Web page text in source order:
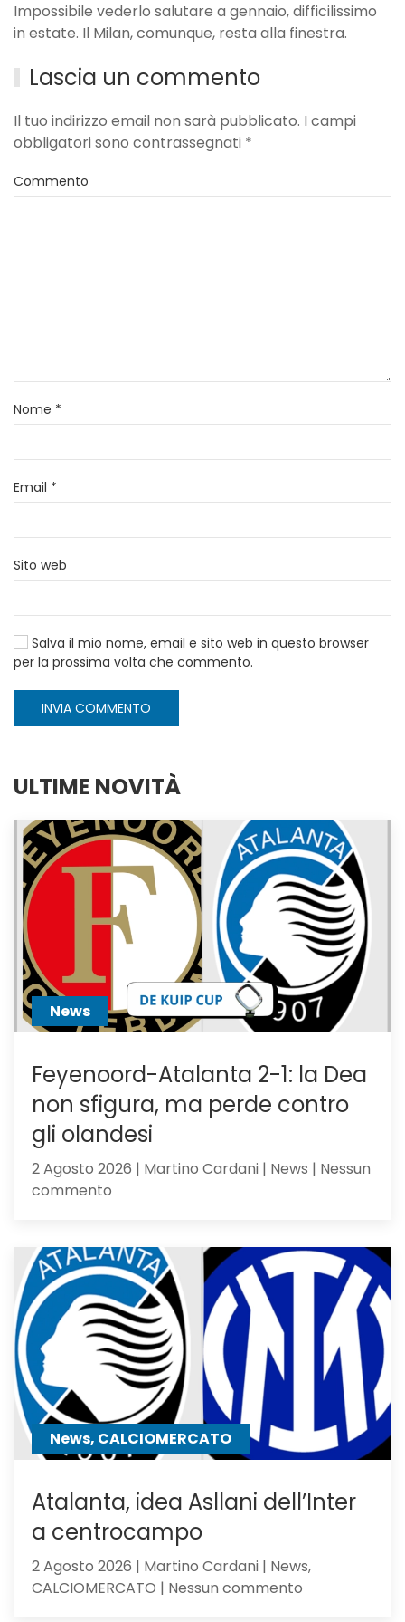
Impossibile vederlo salutare a gennaio, difficilissimo
in estate. Il Milan, comunque, resta alla finestra.
Lascia un commento
Il tuo indirizzo email non sarà pubblicato. I campi
obbligatori sono contrassegnati *
Commento
Nome *
Email *
Sito web
Salva il mio nome, email e sito web in questo browser
per la prossima volta che commento.
INVIA COMMENTO
ULTIME NOVITÀ
News
Feyenoord-Atalanta 2-1: la Dea
non sfigura, ma perde contro
gli olandesi
2 Agosto 2026 | Martino Cardani | News | Nessun
commento
2-
1:
la
Dea
non
sfigura,
ma
perde
contro
gli
News, CALCIOMERCATO
Atalanta, idea Asllani dell’Inter
a centrocampo
2 Agosto 2026 | Martino Cardani | News,
CALCIOMERCATO | Nessun commento